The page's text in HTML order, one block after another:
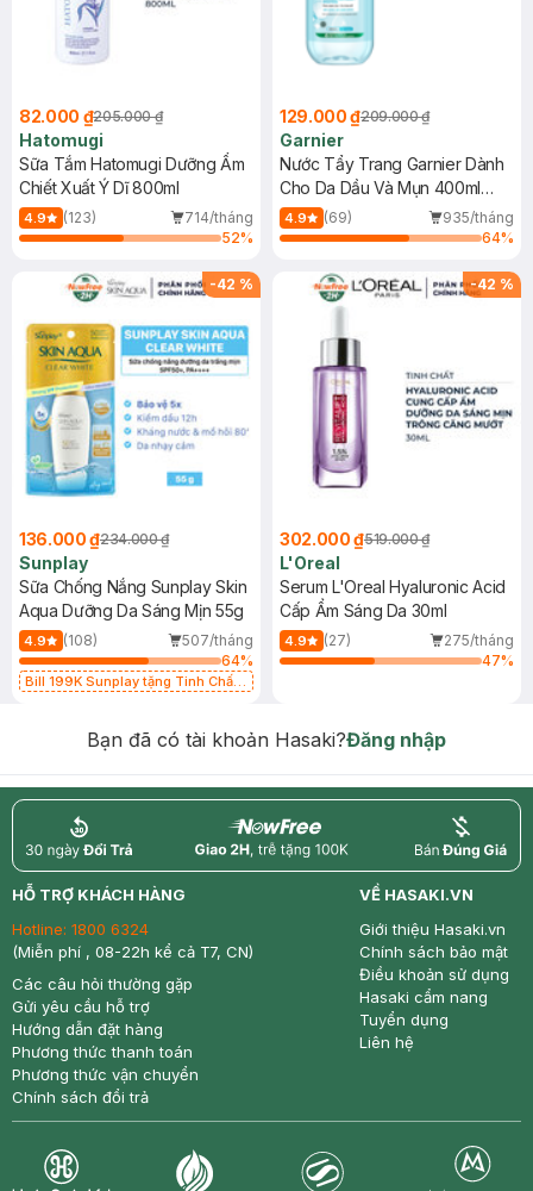
82.000 ₫205.000 ₫
Hatomugi
Sữa Tắm Hatomugi Dưỡng Ẩm
Chiết Xuất Ý Dĩ 800ml
4.9 (123)
714/tháng
52%
129.000 ₫209.000 ₫
Garnier
Nước Tẩy Trang Garnier Dành
Cho Da Dầu Và Mụn 400ml
(Mới)
4.9 (69)
935/tháng
64%
-42 %
136.000 ₫234.000 ₫
Sunplay
Sữa Chống Nắng Sunplay Skin
Aqua Dưỡng Da Sáng Mịn 55g
4.9 (108)
507/tháng
64%
Bill 199K Sunplay tặng Tinh Chất
-42 %
302.000 ₫519.000 ₫
L'Oreal
Serum L'Oreal Hyaluronic Acid
Cấp Ẩm Sáng Da 30ml
4.9 (27)
275/tháng
47%
Bạn đã có tài khoản Hasaki?Đăng nhập
return nowfree price
HỖ TRỢ KHÁCH HÀNG
Hotline: 1800 6324
(Miễn phí , 08-22h kể cả T7, CN)
Các câu hỏi thường gặp
Gửi yêu cầu hỗ trợ
Hướng dẫn đặt hàng
Phương thức thanh toán
Phương thức vận chuyển
Chính sách đổi trả
VỀ HASAKI.VN
Giới thiệu Hasaki.vn
Chính sách bảo mật
Điều khoản sử dụng
Hasaki cẩm nang
Tuyển dụng
Liên hệ